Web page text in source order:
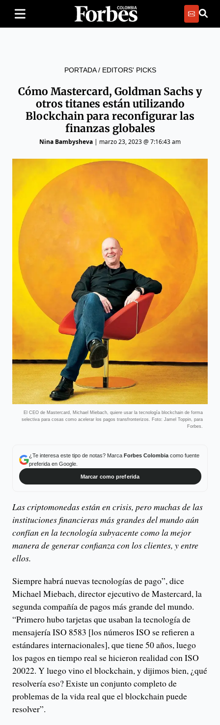
PORTADA/ EDITORS' PICKS
Cómo Mastercard, Goldman Sachs y
otros titanes están utilizando
Blockchain para reconfigurar las
finanzas globales
Nina Bambysheva | marzo 23, 2023 @ 7:16:43 am
El CEO de Mastercard, Michael Miebach, quiere usar la tecnología blockchain de forma
selectiva para cosas como acelerar los pagos transfronterizos. Foto: Jamel Toppin, para
Forbes.
¿Te interesa este tipo de notas? Marca Forbes Colombiacomo fuente
preferida en Google.
Marcar como preferida
Las criptomonedas están en crisis, pero muchas de las
instituciones financieras más grandes del mundo aún
confían en la tecnología subyacente como la mejor
manera de generar confianza con los clientes, y entre
ellos.
Siempre habrá nuevas tecnologías de pago”, dice
Michael Miebach, director ejecutivo de Mastercard, la
segunda compañía de pagos más grande del mundo.
“Primero hubo tarjetas que usaban la tecnología de
mensajería ISO 8583 [los números ISO se refieren a
estándares internacionales], que tiene 50 años, luego
los pagos en tiempo real se hicieron realidad con ISO
20022. Y luego vino el blockchain, y dijimos bien, ¿qué
resolvería eso? Existe un conjunto completo de
problemas de la vida real que el blockchain puede
resolver”.